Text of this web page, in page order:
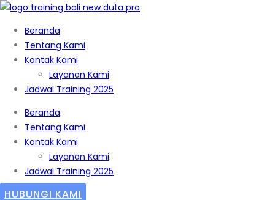
Beranda
Tentang Kami
Kontak Kami
Layanan Kami
Jadwal Training 2025
Beranda
Tentang Kami
Kontak Kami
Layanan Kami
Jadwal Training 2025
HUBUNGI KAMI